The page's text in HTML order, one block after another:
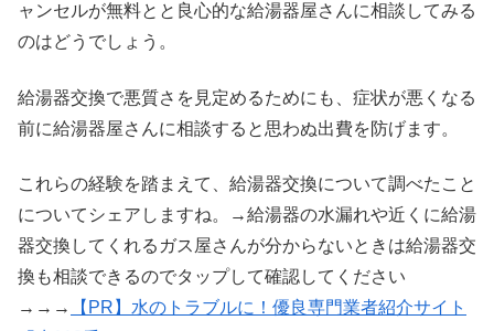
ャンセルが無料とと良心的な給湯器屋さんに相談してみる
のはどうでしょう。
給湯器交換で悪質さを見定めるためにも、症状が悪くなる
前に給湯器屋さんに相談すると思わぬ出費を防げます。
これらの経験を踏まえて、給湯器交換について調べたこと
についてシェアしますね。→給湯器の水漏れや近くに給湯
器交換してくれるガス屋さんが分からないときは給湯器交
換も相談できるのでタップして確認してください
→→→
【PR】水のトラブルに！優良専門業者紹介サイト